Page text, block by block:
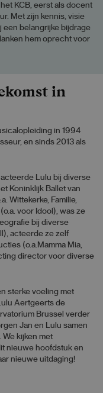
KCB, eerst als docent
Met zijn kennis, visie
een belangrijke bijdrage
hem oprecht voor
in
in 1994
en sinds 2013 als
Lulu bij diverse
Koninklijk Ballet van
Wittekerke, Familie,
voor Idool), was ze
bij diverse
acteerde ze zelf
(o.a.Mamma Mia,
director voor diverse
sterke voeling met
Aertgeerts de
Brussel verder
Jan en Lulu samen
kijken met
nieuwe hoofdstuk en
nieuwe uitdaging!